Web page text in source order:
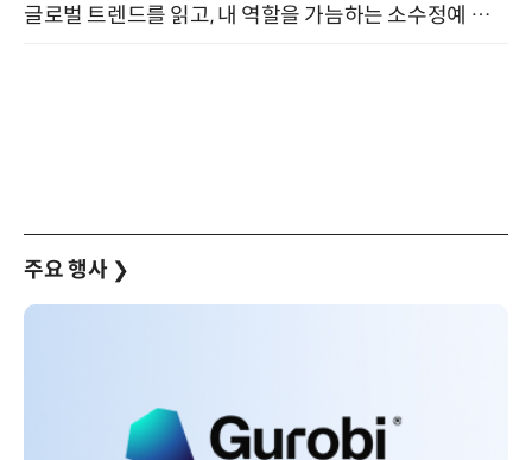
글로벌 트렌드를 읽고, 내 역할을 가늠하는 소수정예 실습 워크숍 (8/28)
주요 행사 ❯